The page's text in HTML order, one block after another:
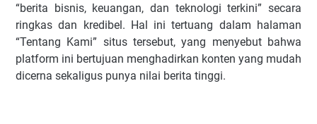
“berita bisnis, keuangan, dan teknologi terkini” secara
ringkas dan kredibel. Hal ini tertuang dalam halaman
“Tentang Kami” situs tersebut, yang menyebut bahwa
platform ini bertujuan menghadirkan konten yang mudah
dicerna sekaligus punya nilai berita tinggi.